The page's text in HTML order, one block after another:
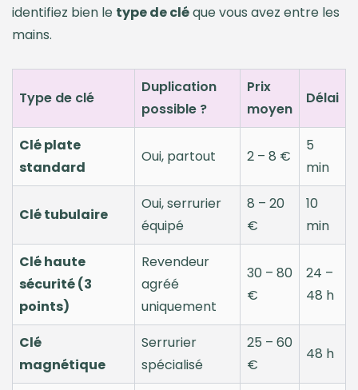
identifiez bien le type de cléque vous avez entre les
mains.
Type de clé
Duplication
possible ?
Prix
moyen
Délai
Clé plate
standard
Oui, partout 2 – 8 €
5
min
Clé tubulaire
Oui, serrurier
équipé
8 – 20
€
10
min
Clé haute
sécurité (3
points)
Revendeur
agréé
uniquement
30 – 80
€
24 –
48 h
Clé
magnétique
Serrurier
spécialisé
25 – 60
€
48 h